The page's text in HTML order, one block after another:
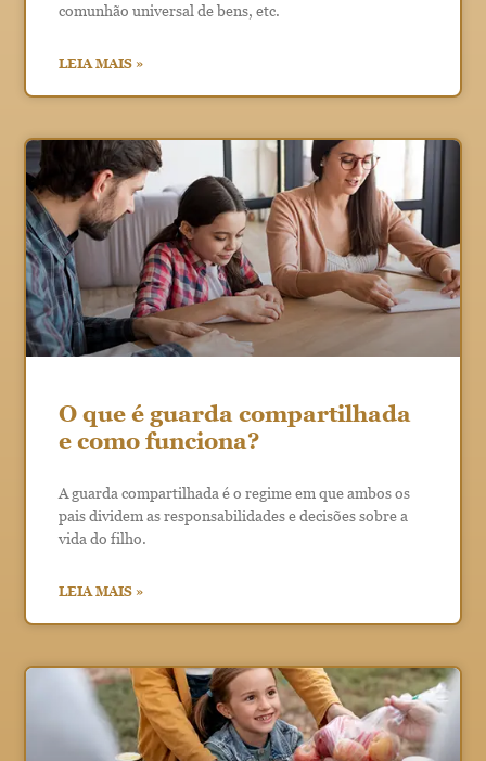
comunhão universal de bens, etc.
LEIA MAIS »
O que é guarda compartilhada
e como funciona?
A guarda compartilhada é o regime em que ambos os
pais dividem as responsabilidades e decisões sobre a
vida do filho.
LEIA MAIS »